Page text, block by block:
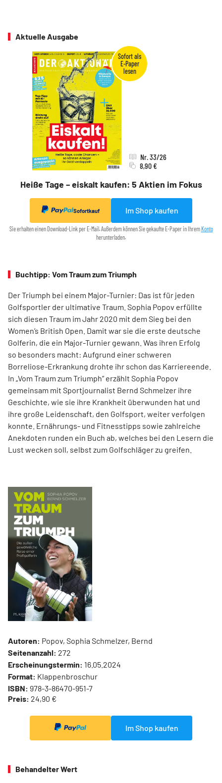
Aktuelle Ausgabe
Heiße Tage – eiskalt kaufen: 5 Aktien im Fokus
Nr. 33/26
8,90 €
Sofortkauf Im Shop kaufen
Sie erhalten einen Download-Link per E-Mail. Außerdem können Sie gekaufte E-Paper in Ihrem Konto
herunterladen.
Buchtipp: Vom Traum zum Triumph
Der Triumph bei einem Major-Turnier: Das ist für jeden
Golfsportler der ultimative Traum. Sophia Popov erfüllte
sich diesen Traum im Jahr 2020 mit dem Sieg bei den
Women’s British Open. Damit war sie die erste deutsche
Golferin, die ein Major-Turnier gewann. Was ihren Erfolg
so besonders macht: Aufgrund einer schweren
Borreliose-­Erkrankung drohte ihr schon das Karriereende.
In „Vom Traum zum Triumph“ erzählt Sophia Popov
gemeinsam mit Sport­journalist Bernd Schmelzer ihre
Geschichte, wie sie ihre Krankheit überwunden hat und
ihre große Leidenschaft, den Golfsport, weiter verfolgen
konnte. Ernährungs- und Fitnesstipps sowie zahlreiche
Anekdoten runden ein Buch ab, welches bei den Lesern die
Lust wecken soll, selbst zum Golfschläger zu greifen.
Autoren: Popov, Sophia Schmelzer, Bernd
Seitenanzahl: 272
Erscheinungstermin: 16.05.2024
Format: Klappenbroschur
ISBN: 978-3-86470-951-7
Preis: 24,90 €
Im Shop kaufen
Behandelter Wert